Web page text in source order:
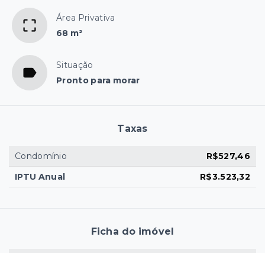
Área Privativa
68 m²
Situação
Pronto para morar
Taxas
Condomínio
R$527,46
IPTU Anual
R$3.523,32
Ficha do imóvel